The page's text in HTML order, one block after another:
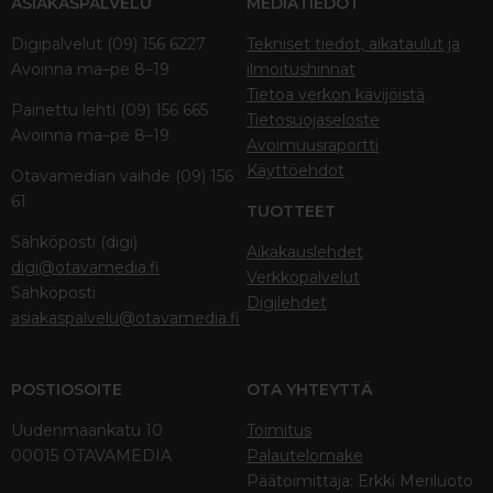
Digipalvelut (09) 156 6227
Avoinna ma–pe 8–19
Painettu lehti (09) 156 665
Avoinna ma–pe 8–19
Otavamedian vaihde (09) 156
61
Sähköposti (digi)
digi@otavamedia.fi
Sähköposti
asiakaspalvelu@otavamedia.fi
Tekniset tiedot, aikataulut ja
ilmoitushinnat
Tietoa verkon kävijöistä
Tietosuojaseloste
Avoimuusraportti
Käyttöehdot
TUOTTEET
Aikakauslehdet
Verkkopalvelut
Digilehdet
POSTIOSOITE
Uudenmaankatu 10
00015 OTAVAMEDIA
OTA YHTEYTTÄ
Toimitus
Palautelomake
Päätoimittaja: Erkki Meriluoto